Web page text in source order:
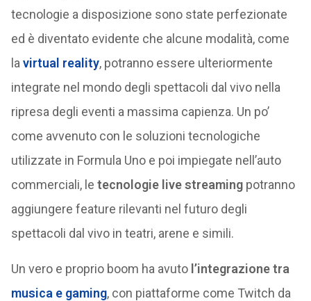
tecnologie a disposizione sono state perfezionate
ed è diventato evidente che alcune modalità, come
la virtual reality, potranno essere ulteriormente
integrate nel mondo degli spettacoli dal vivo nella
ripresa degli eventi a massima capienza. Un po’
come avvenuto con le soluzioni tecnologiche
utilizzate in Formula Uno e poi impiegate nell’auto
commerciali, le tecnologie live streamingpotranno
aggiungere feature rilevanti nel futuro degli
spettacoli dal vivo in teatri, arene e simili.
Un vero e proprio boom ha avuto l’integrazione tra
musica e gaming, con piattaforme come Twitch da